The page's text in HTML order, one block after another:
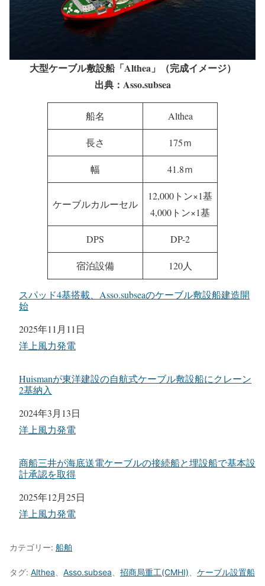
大型ケーブル敷設船「Althea」（完成イメージ）
出典：Asso.subsea
船名 Althea
長さ 175ｍ
幅 41.8ｍ
ケーブルカルーセル
12,000トン×1基
4,000トン×1基
DPS DP-2
宿泊設備 120人
スパッド4基搭載、Asso.subseaのケーブル敷設船建造開
始
日付
2025年11月11日
関連理由
洋上風力発電
Huismanが東洋建設の自航式ケーブル敷設船にクレーン
2基納入
日付
2024年3月13日
関連理由
洋上風力発電
商船三井が海底送電ケーブルの接続船と埋設船で基本設
計承認を取得
日付
2025年12月25日
関連理由
洋上風力発電
カテゴリー: 船舶
タグ: Althea Asso.subsea 招商局重工(CMHI) ケーブル設置船